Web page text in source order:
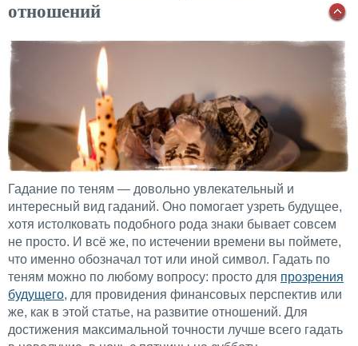
отношений
Гадание по теням — довольно увлекательный и
интересный вид гаданий. Оно помогает узреть будущее,
хотя истолковать подобного рода знаки бывает совсем
не просто. И всё же, по истечении времени вы поймете,
что именно обозначал тот или иной символ. Гадать по
теням можно по любому вопросу: просто для прозрения
будущего, для провидения финансовых перспектив или
же, как в этой статье, на развитие отношений. Для
достижения максимальной точности лучше всего гадать